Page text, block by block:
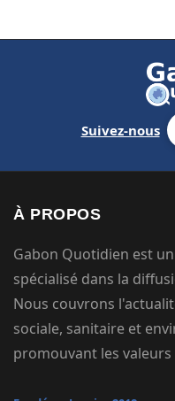
Suivez-nous
À PROPOS
Gabon Quotidien est
spécialisé dans la
Nous couvrons
sociale, sanitaire et
promouvant les